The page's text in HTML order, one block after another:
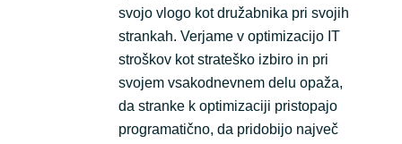
svojo vlogo kot družabnika pri svojih
strankah. Verjame v optimizacijo IT
stroškov kot strateško izbiro in pri
svojem vsakodnevnem delu opaža,
da stranke k optimizaciji pristopajo
programatično, da pridobijo največ